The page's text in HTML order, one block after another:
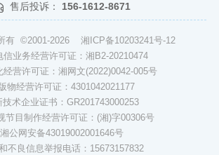
售后投诉： 156-1612-8671
有 ©2001-2026 湘ICP备10203241号-12
信业务经营许可证：湘B2-20210474
经营许可证：湘网文(2022)0042-005号
物经营许可证：4301042021177
技术企业证书：GR201743000253
节目制作经营许可证：(湘)字00306号
湘公网安备43019002001646号
不良信息举报电话：15673157832